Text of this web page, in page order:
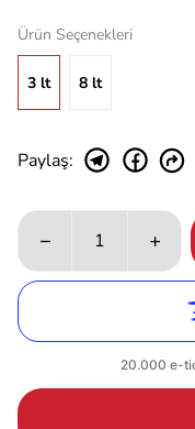
Ürün Seçenekleri
3 lt 8 lt
Paylaş: